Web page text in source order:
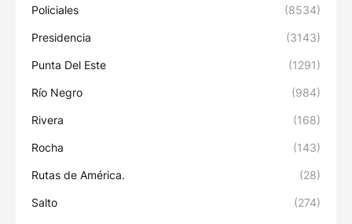
Policiales (8534)
Presidencia (3143)
Punta Del Este (1291)
Río Negro (984)
Rivera (168)
Rocha (143)
Rutas de América. (28)
Salto (274)